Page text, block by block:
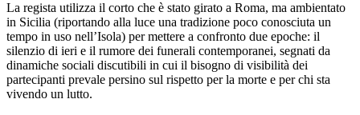
La regista utilizza il corto che è stato girato a Roma, ma ambientato
in Sicilia (riportando alla luce una tradizione poco conosciuta un
tempo in uso nell’Isola) per mettere a confronto due epoche: il
silenzio di ieri e il rumore dei funerali contemporanei, segnati da
dinamiche sociali discutibili in cui il bisogno di visibilità dei
partecipanti prevale persino sul rispetto per la morte e per chi sta
vivendo un lutto.